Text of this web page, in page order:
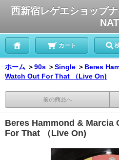
西新宿レゲエショップ
NAT
カート
ホーム ＞90s ＞Single ＞ Beres
Watch Out For That （Live On)
前の商品へ
Beres Hammond & Marcia
For That （Live On)